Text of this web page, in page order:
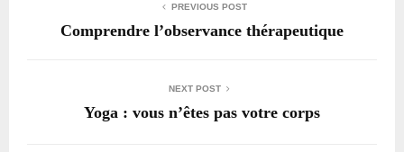
PREVIOUS POST
Comprendre l’observance thérapeutique
NEXT POST
Yoga : vous n’êtes pas votre corps